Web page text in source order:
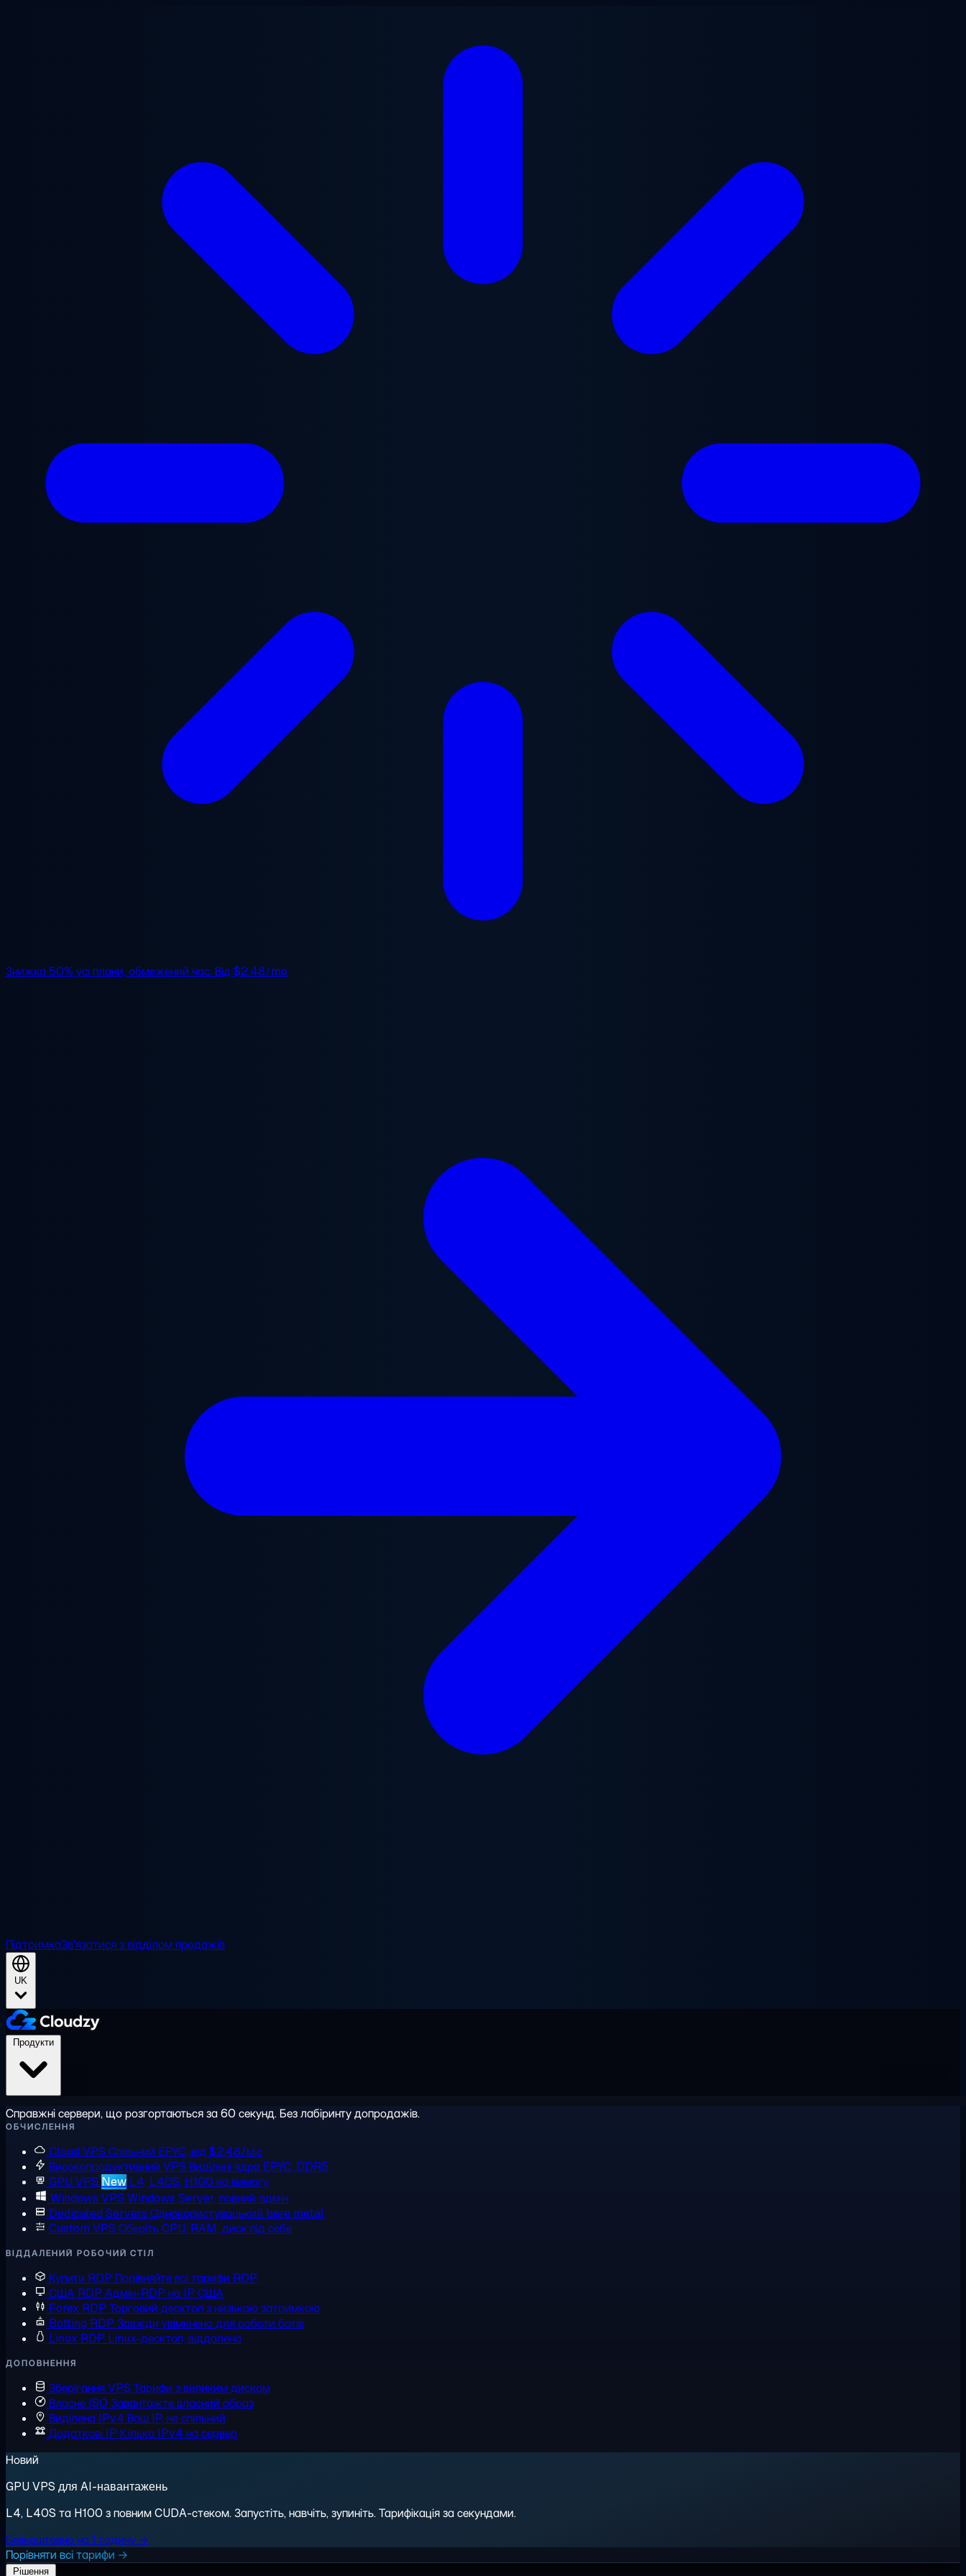
Знижка 50% усі плани, обмежений час. Від$2.48/mo
ПідтримкаЗв'язатися з відділом продажів
UK
Справжні сервери, що розгортаються за 60 секунд. Без лабіринту допродажів.
ОБЧИСЛЕННЯ
Cloud VPS Спільний EPYC, від $2,48/міс
Високопродуктивний VPS Виділені ядра EPYC, DDR5
GPU VPS New L4, L40S, H100 на вимогу
Windows VPS Windows Server, повний адмін
Dedicated Servers Однокористувацький bare metal
Custom VPS Оберіть CPU, RAM, диск під себе
ВІДДАЛЕНИЙ РОБОЧИЙ СТІЛ
Купити RDP Порівняйте всі тарифи RDP
США RDP Адмін-RDP на IP США
Forex RDP Торговий десктоп з низькою затримкою
Botting RDP Завжди увімкнено для роботи ботів
Linux RDP Linux-десктоп, віддалено
ДОПОВНЕННЯ
Зберігання VPS Тарифи з великим диском
Власне ISO Завантажте власний образ
Виділена IPv4 Ваш IP, не спільний
Додаткові IP Кілька IPv4 на сервер
Новий
GPU VPS для AI-навантажень
L4, L40S та H100 з повним CUDA-стеком. Запустіть, навчіть, зупиніть. Тарифікація за секундами.
Безкоштовно на 1 годину →
Порівняти всі тарифи →